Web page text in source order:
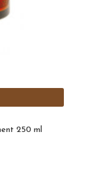
250 ml